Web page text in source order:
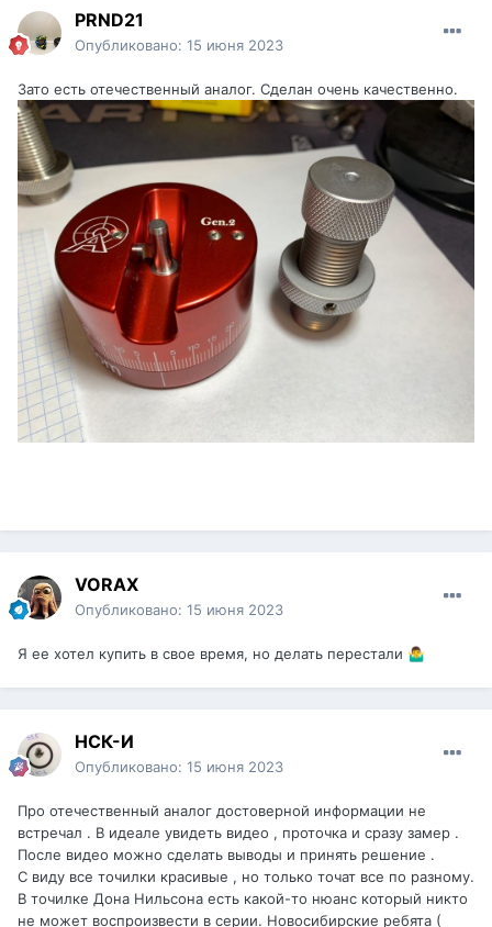
PRND21
Опубликовано: 15 июня 2023
Зато есть отечественный аналог. Сделан очень качественно.
VORAX
Опубликовано: 15 июня 2023
Я ее хотел купить в свое время, но делать перестали 🤷‍♂️
НСК-И
Опубликовано: 15 июня 2023
Про отечественный аналог достоверной информации не
встречал . В идеале увидеть видео , проточка и сразу замер .
После видео можно сделать выводы и принять решение .
С виду все точилки красивые , но только точат все по разному.
В точилке Дона Нильсона есть какой-то нюанс который никто
не может воспроизвести в серии. Новосибирские ребята (